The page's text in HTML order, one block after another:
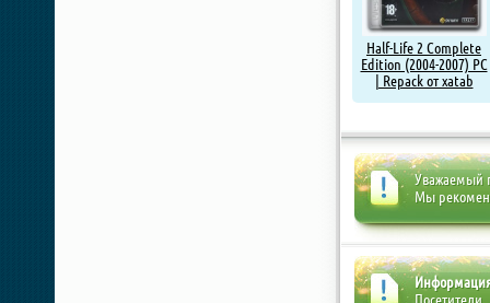
Half-Life 2 Complete
Edition (2004-2007) PC
| Repack от xatab
Уважаемый
Мы